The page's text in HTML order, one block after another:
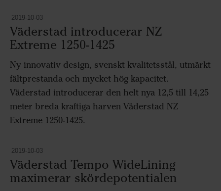
2019-10-03
Väderstad introducerar NZ
Extreme 1250-1425
Ny innovativ design, svenskt kvalitetsstål, utmärkt
fältprestanda och mycket hög kapacitet.
Väderstad introducerar den helt nya 12,5 till 14,25
meter breda kraftiga harven Väderstad NZ
Extreme 1250-1425.
2019-10-03
Väderstad Tempo WideLining
maximerar skördepotentialen